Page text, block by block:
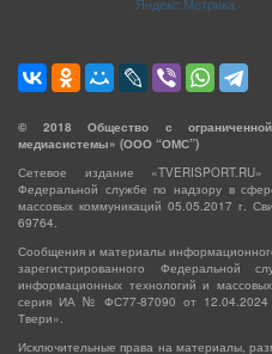
© 2018 Общество с ограниченной
медиасистемы» (ООО “ОМС”)
Сетевое издание
Федеральной службе по надзору в
массовых коммуникаций 05.05.2017 г.
69764.
Сообщения и материалы
зарегистрированного
информационных технологий и
серия ИА № ФС77-87090 от 12.04.2024
Твери».
Исключительные права на материалы,